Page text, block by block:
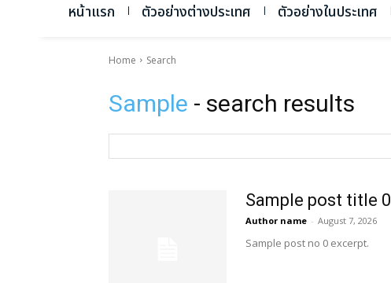
หน้าแรก ตัวอย่างต่างประเทศ ตัวอย่างในประเทศ
Home Search
Sample - search results
Sample post title 0
Author name - August 7, 2026
Sample post no 0 excerpt.